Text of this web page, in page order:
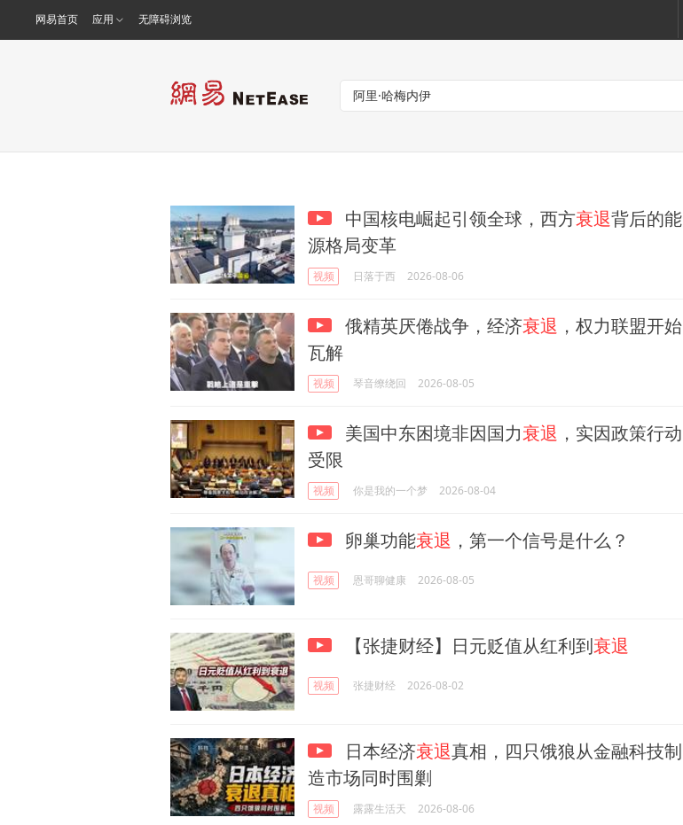
网易首页 应用 无障碍浏览
中国核电崛起引领全球，西方衰退背后的能
源格局变革
视频 日落于西 2026-08-06
俄精英厌倦战争，经济衰退 ，权力联盟开始
瓦解
视频 琴音缭绕回 2026-08-05
美国中东困境非因国力衰退 ，实因政策行动
受限
视频 你是我的一个梦 2026-08-04
卵巢功能衰退 ，第一个信号是什么？
视频 恩哥聊健康 2026-08-05
【张捷财经】日元贬值从红利到衰退
视频 张捷财经 2026-08-02
日本经济衰退真相，四只饿狼从金融科技制
造市场同时围剿
视频 露露生活天 2026-08-06